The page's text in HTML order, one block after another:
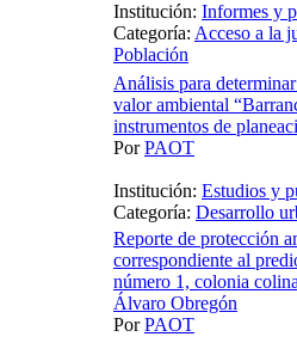
Institución: Informes y
Categoría: Acceso a la
Población
Análisis para
valor ambiental
instrumentos de
PorPAOT
Institución: Estudios y
Categoría: Desarrollo
Reporte de protección
correspondiente al
número 1, colonia
Álvaro Obregón
PorPAOT